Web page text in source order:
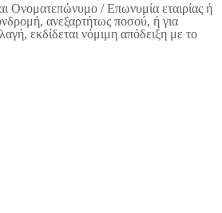
Ονοματεπώνυμο / Επωνυμία εταιρίας ή
ανεξαρτήτως ποσού, ή για
εκδίδεται νόμιμη απόδειξη με το